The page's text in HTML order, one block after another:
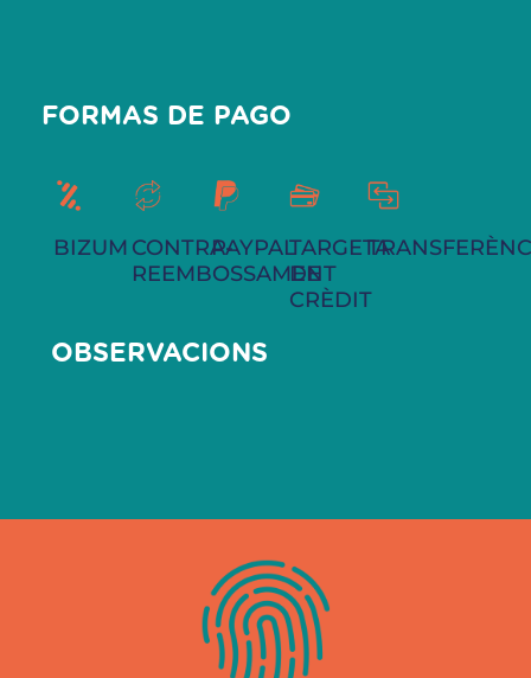
FORMAS DE PAGO
BIZUM CONTRA-
REEMBOSSAMENT
PAYPALTARGETA
DE
CRÈDIT
OBSERVACIONS